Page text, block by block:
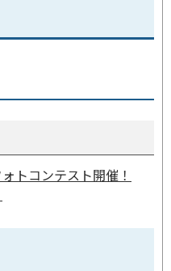
トコンテスト開催！